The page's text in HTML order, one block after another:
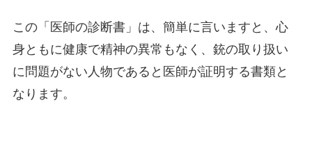
この「医師の診断書」は、簡単に言いますと、心
身ともに健康で精神の異常もなく、銃の取り扱い
に問題がない人物であると医師が証明する書類と
なります。